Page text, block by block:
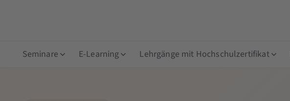
Seminare E-Learning Lehrgänge mit Hochschulzertifikat